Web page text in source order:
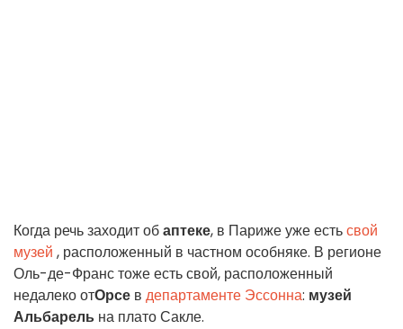
Когда речь заходит обаптеке, в Париже уже естьсвой
музей , расположенный в частном особняке. В регионе
Оль-де-Франс тоже есть свой, расположенный
недалеко отОрсе в департаменте Эссонна: музей
Альбарель на плато Сакле.